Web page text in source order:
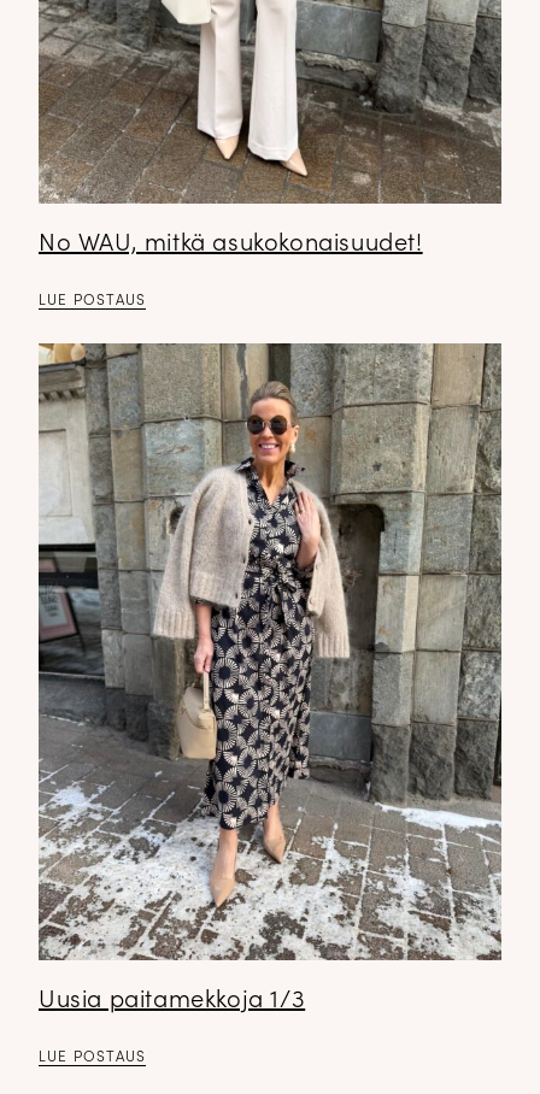
No WAU, mitkä asukokonaisuudet!
LUE POSTAUS
Uusia paitamekkoja 1/3
LUE POSTAUS